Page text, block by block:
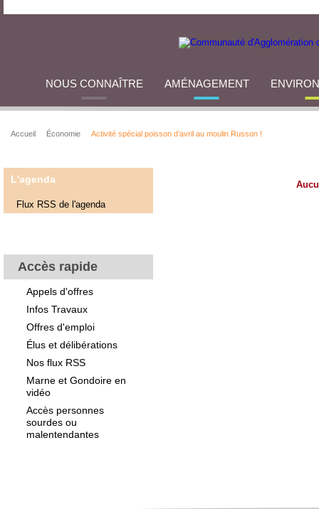
NOUS CONNAÎTRE AMÉNAGEMENT
Accueil Économie Activité spécial poisson d’avril au moulin Russon !
L'agenda
Flux RSS de l'agenda
Accès rapide
Appels d'offres
Infos Travaux
Offres d'emploi
Élus et délibérations
Nos flux RSS
Marne et Gondoire en
vidéo
Accès personnes
sourdes ou
malentendantes